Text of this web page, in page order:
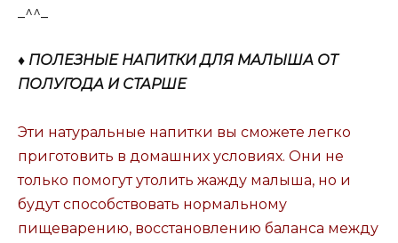
_^^_
♦ ПОЛЕЗНЫЕ НАПИТКИ ДЛЯ МАЛЫША ОТ
ПОЛУГОДА И СТАРШЕ
Эти натуральные напитки вы сможете легко
приготовить в домашних условиях. Они не
только помогут утолить жажду малыша, но и
будут способствовать нормальному
пищеварению, восстановлению баланса между